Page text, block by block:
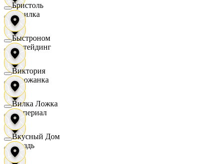
Горилка
Ижтейдинг
Горожанка
Империал
Гроздь
Бристоль
Быстроном
Виктория
Вилка Ложка
Вкусный Дом